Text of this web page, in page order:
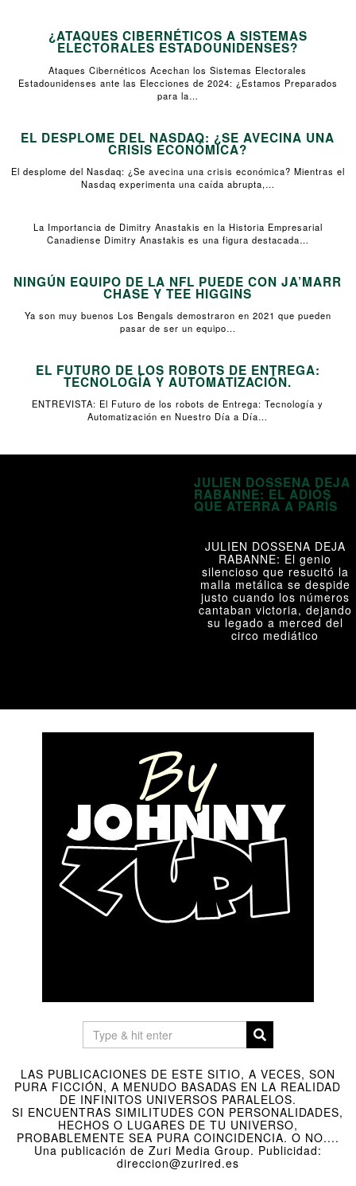
¿ATAQUES CIBERNÉTICOS A SISTEMAS
ELECTORALES ESTADOUNIDENSES?
Ataques Cibernéticos Acechan los Sistemas Electorales
Estadounidenses ante las Elecciones de 2024: ¿Estamos Preparados
para la…
EL DESPLOME DEL NASDAQ: ¿SE AVECINA UNA
CRISIS ECONÓMICA?
El desplome del Nasdaq: ¿Se avecina una crisis económica? Mientras el
Nasdaq experimenta una caída abrupta,…
La Importancia de Dimitry Anastakis en la Historia Empresarial
Canadiense Dimitry Anastakis es una figura destacada…
NINGÚN EQUIPO DE LA NFL PUEDE CON JA’MARR
CHASE Y TEE HIGGINS
Ya son muy buenos Los Bengals demostraron en 2021 que pueden
pasar de ser un equipo…
EL FUTURO DE LOS ROBOTS DE ENTREGA:
TECNOLOGÍA Y AUTOMATIZACIÓN.
ENTREVISTA: El Futuro de los robots de Entrega: Tecnología y
Automatización en Nuestro Día a Día…
JULIEN DOSSENA DEJA
RABANNE: EL ADIÓS
QUE ATERRA A PARÍS
JULIEN DOSSENA DEJA
RABANNE: El genio
silencioso que resucitó la
malla metálica se despide
justo cuando los números
cantaban victoria, dejando
su legado a merced del
circo mediático
LAS PUBLICACIONES DE ESTE SITIO, A VECES, SON
PURA FICCIÓN, A MENUDO BASADAS EN LA REALIDAD
DE INFINITOS UNIVERSOS PARALELOS.
SI ENCUENTRAS SIMILITUDES CON PERSONALIDADES,
HECHOS O LUGARES DE TU UNIVERSO,
PROBABLEMENTE SEA PURA COINCIDENCIA. O NO....
Una publicación de Zuri Media Group. Publicidad:
direccion@zurired.es